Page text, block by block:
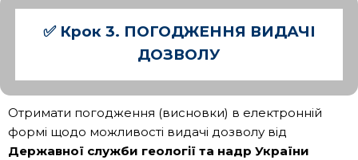
✅ Крок 3. ПОГОДЖЕННЯ ВИДАЧІ
ДОЗВОЛУ
Отримати погодження (висновки) в електронній
формі щодо можливості видачі дозволу від
Державної служби геології та надр України